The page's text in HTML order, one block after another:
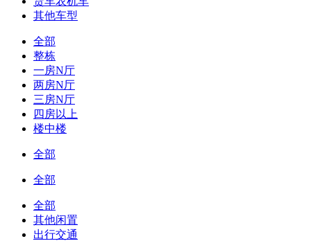
其他车型
全部
整栋
一房N厅
两房N厅
三房N厅
四房以上
楼中楼
全部
全部
全部
其他闲置
出行交通